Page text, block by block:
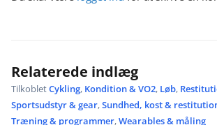
Relaterede indlæg
TilkobletCykling, Kondition & VO2, Løb,
Sportsudstyr & gear,Sundhed, kost &
Træning & programmer,Wearables & måling